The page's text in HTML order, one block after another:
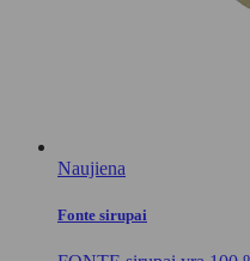
Naujiena
Fonte sirupai